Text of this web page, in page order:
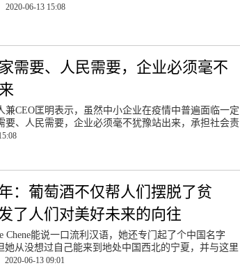
2020-06-13 15:08
需要、人民需要，企业必须毫不
兼CEO匡明表示，虽然中小企业在疫情中普遍面临一定
要、人民需要，企业必须毫不犹豫站出来，承担社会责
：葡萄酒不仅帮人们摆脱了贫
了人们对美好未来的向往
Chene能说一口流利汉语，她还专门起了个中国名字
从没想过自己能来到地处中国西北的宁夏，并与这里
2020-06-13 09:01